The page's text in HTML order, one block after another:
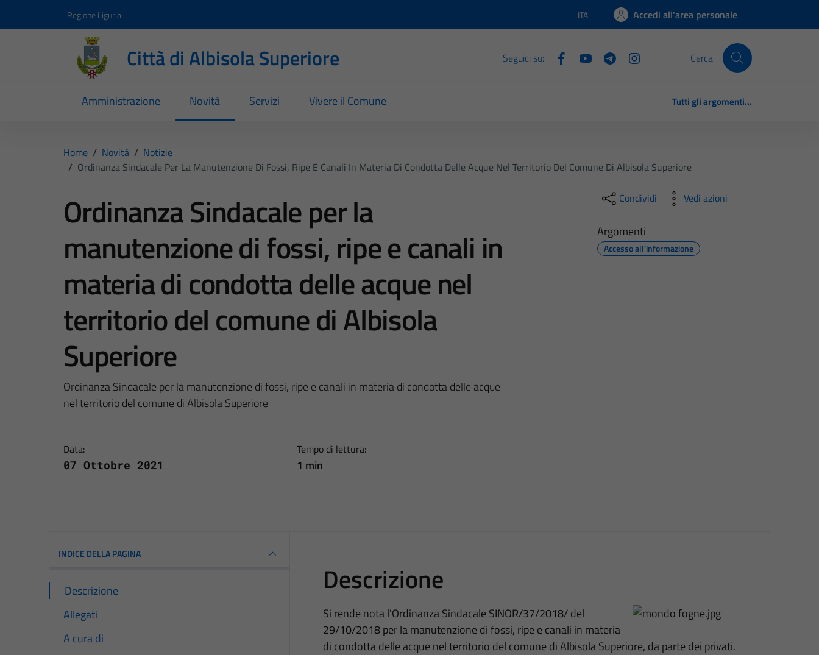
Regione Liguria Lingua attiva:
ITA Accedi all'area personale
Città di Albisola Superiore Seguici su: Cerca
Amministrazione Novità Servizi Vivere il Comune Tutti gli argomenti...
Home / Novità / Notizie
/ Ordinanza Sindacale Per La Manutenzione Di Fossi, Ripe E Canali In Materia Di Condotta Delle Acque Nel Territorio Del Comune Di Albisola Superiore
Ordinanza Sindacale per la
manutenzione di fossi, ripe e canali in
materia di condotta delle acque nel
territorio del comune di Albisola
Superiore
Ordinanza Sindacale per la manutenzione di fossi, ripe e canali in materia di condotta delle acque
nel territorio del comune di Albisola Superiore
Data:
07 Ottobre 2021
Tempo di lettura:
1 min
Condividi Vedi azioni
Argomenti
Accesso all'informazione
INDICE DELLA PAGINA
Descrizione
Allegati
A cura di
Descrizione
Si rende nota l'Ordinanza Sindacale SINOR/37/2018/ del
29/10/2018 per la manutenzione di fossi, ripe e canali in materia
di condotta delle acque nel territorio del comune di Albisola Superiore, da parte dei privati.